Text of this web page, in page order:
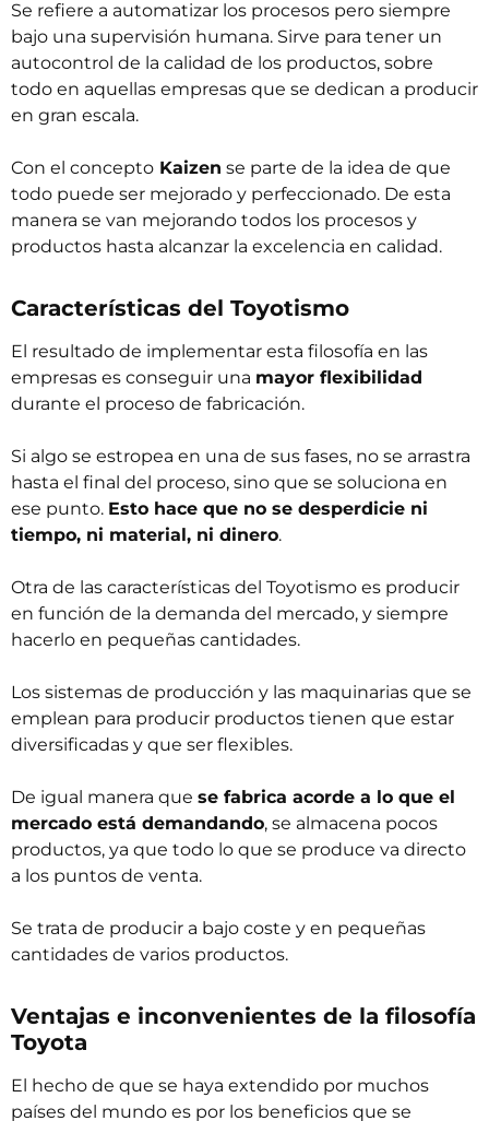
Se refiere a automatizar los procesos pero siempre
bajo una supervisión humana. Sirve para tener un
autocontrol de la calidad de los productos, sobre
todo en aquellas empresas que se dedican a producir
en gran escala.
Con el concepto Kaizen se parte de la idea de que
todo puede ser mejorado y perfeccionado. De esta
manera se van mejorando todos los procesos y
productos hasta alcanzar la excelencia en calidad.
Características del Toyotismo
El resultado de implementar esta filosofía en las
empresas es conseguir una mayor flexibilidad
durante el proceso de fabricación.
Si algo se estropea en una de sus fases, no se arrastra
hasta el final del proceso, sino que se soluciona en
ese punto. Esto hace que no se desperdicie ni
tiempo, ni material, ni dinero.
Otra de las características del Toyotismo es producir
en función de la demanda del mercado, y siempre
hacerlo en pequeñas cantidades.
Los sistemas de producción y las maquinarias que se
emplean para producir productos tienen que estar
diversificadas y que ser flexibles.
De igual manera que se fabrica acorde a lo que el
mercado está demandando, se almacena pocos
productos, ya que todo lo que se produce va directo
a los puntos de venta.
Se trata de producir a bajo coste y en pequeñas
cantidades de varios productos.
Ventajas e inconvenientes de la filosofía
Toyota
El hecho de que se haya extendido por muchos
países del mundo es por los beneficios que se